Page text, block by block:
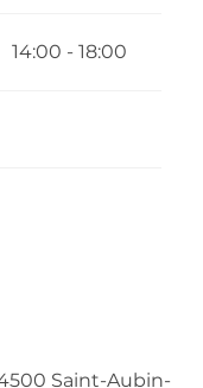
14:00 - 18:00
Saint-Aubin-